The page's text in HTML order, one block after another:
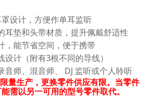
设计，方便作单耳监听
耳垫和头带材质，提升佩戴舒适性
，能节省空间，便于携带
设计（附有3根不同的导线）
音师、混音师、 DJ 监听或个人聆听
量生产，更换零件供应有限。当零件
需以另一可用的型号零件取代。